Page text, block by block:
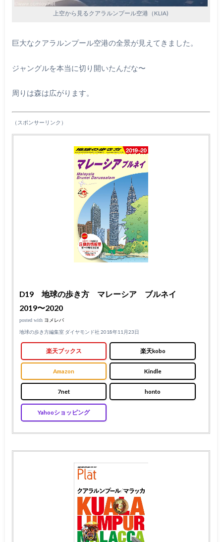
上空から見るクアラルンプール空港（KLIA)
巨大なクアラルンプール空港の全景が見えてきました。
ジャングルを本当に切り開いたんだな〜
周りは森は広がります。
（スポンサーリンク）
D19 地球の歩き方 マレーシア ブルネイ
2019〜2020
posted with ヨメレバ
地球の歩き方編集室 ダイヤモンド社 2018年11月23日
楽天ブックス 楽天kobo
Amazon Kindle
7net honto
Yahooショッピング